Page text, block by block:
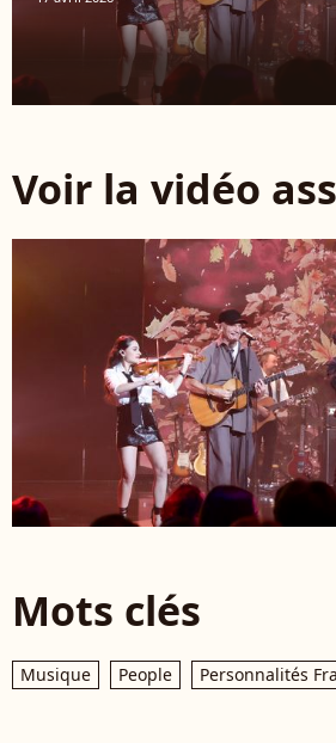
Voir la vidéo
Mots clés
Musique People Personnalités